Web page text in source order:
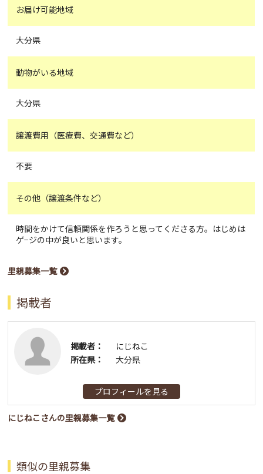
お届け可能地域
大分県
動物がいる地域
大分県
譲渡費用（医療費、交通費など）
不要
その他（譲渡条件など）
時間をかけて信頼関係を作ろうと思ってくださる方。はじめは
ゲ−ジの中が良いと思います。
里親募集一覧
掲載者
掲載者：
にじねこ
所在県：
大分県
プロフィールを見る
にじねこさんの里親募集一覧
類似の里親募集